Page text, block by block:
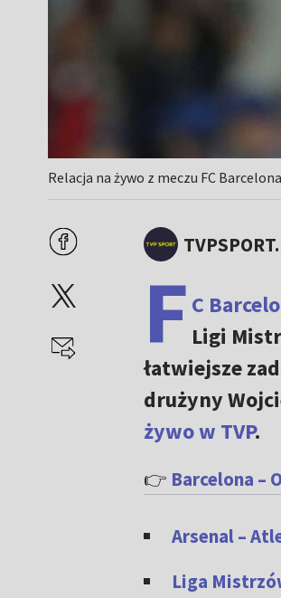
Relacja na żywo z meczu FC
F C
Ligi
łatwiejsze
drużyny
żywo w TVP.
👉 Barcelona –
Arsenal –
Liga